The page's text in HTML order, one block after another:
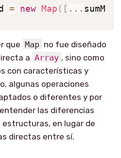
= new Map ( [ ... sumMap
que Map no fue diseñado
a Array , sino como
con características y
algunas operaciones
o diferentes y por
las diferencias
en lugar de
directas entre sí.